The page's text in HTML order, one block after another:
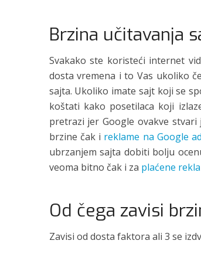
Brzina učitavanja
Svakako ste koristeći internet
dosta vremena i to Vas ukoliko
sajta. Ukoliko imate sajt koji se
koštati kako posetilaca koji
pretrazi jer Google ovakve
brzine čak i reklame na Google
ubrzanjem sajta dobiti bolju
veoma bitno čak i za plaćene
Od čega zavisi
Zavisi od dosta faktora ali 3 se